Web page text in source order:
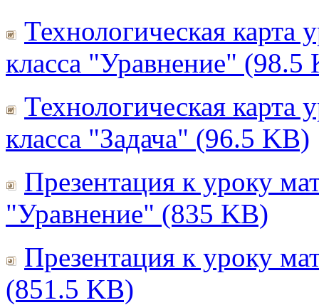
Технологическая карта
класса "Уравнение" (98.5
Технологическая карта
класса "Задача" (96.5 KB)
Презентация к уроку
"Уравнение" (835 KB)
Презентация к уроку
(851.5 KB)